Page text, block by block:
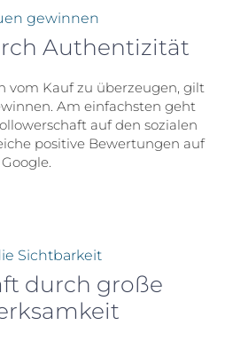
gewinnen
Authentizität
vom Kauf zu überzeugen, gilt
Am einfachsten geht
auf den sozialen
positive Bewertungen auf
Google.
Sichtbarkeit
durch große